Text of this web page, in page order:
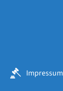
Impressum